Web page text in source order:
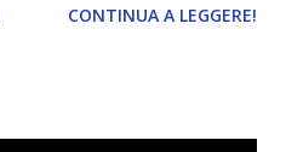
abbandonare quest
CONTINUA A LEGGERE!